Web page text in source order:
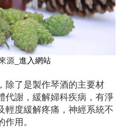
源_ 進入網站
除了是製作琴酒的主要材
代謝，緩解婦科疾病，有淨
輕度緩解疼痛，神經系統不
用。